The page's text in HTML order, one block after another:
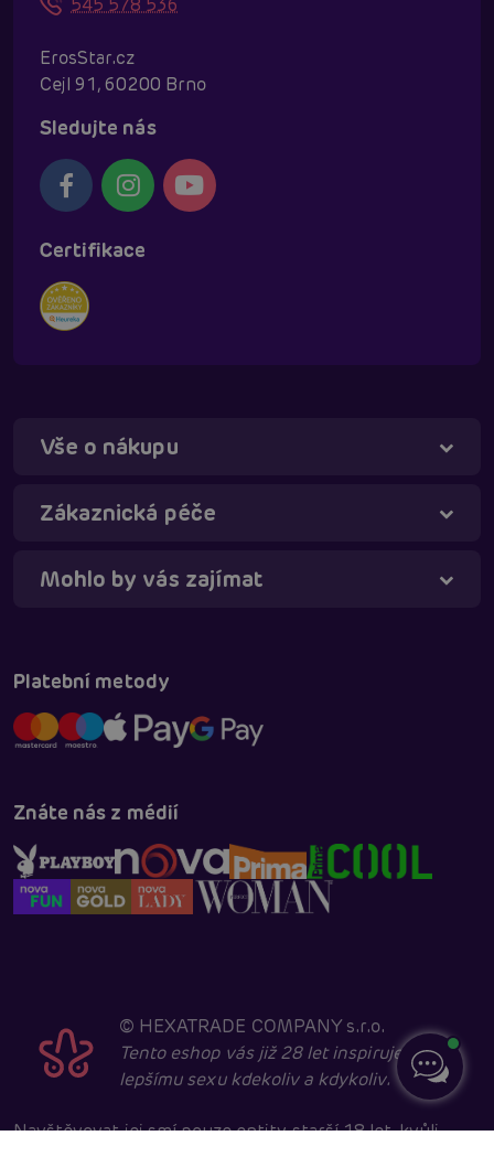
545 578 536
ErosStar.cz
Cejl 91, 60200 Brno
Sledujte nás
Certifikace
Vše o nákupu
Zákaznická péče
Mohlo by vás zajímat
Platební metody
Znáte nás z médií
© HEXATRADE COMPANY s.r.o.
Tento eshop vás již 28 let inspiruje k
lepšímu sexu kdekoliv a kdykoliv.
Navštěvovat jej smí pouze entity starší 18 let, kvůli